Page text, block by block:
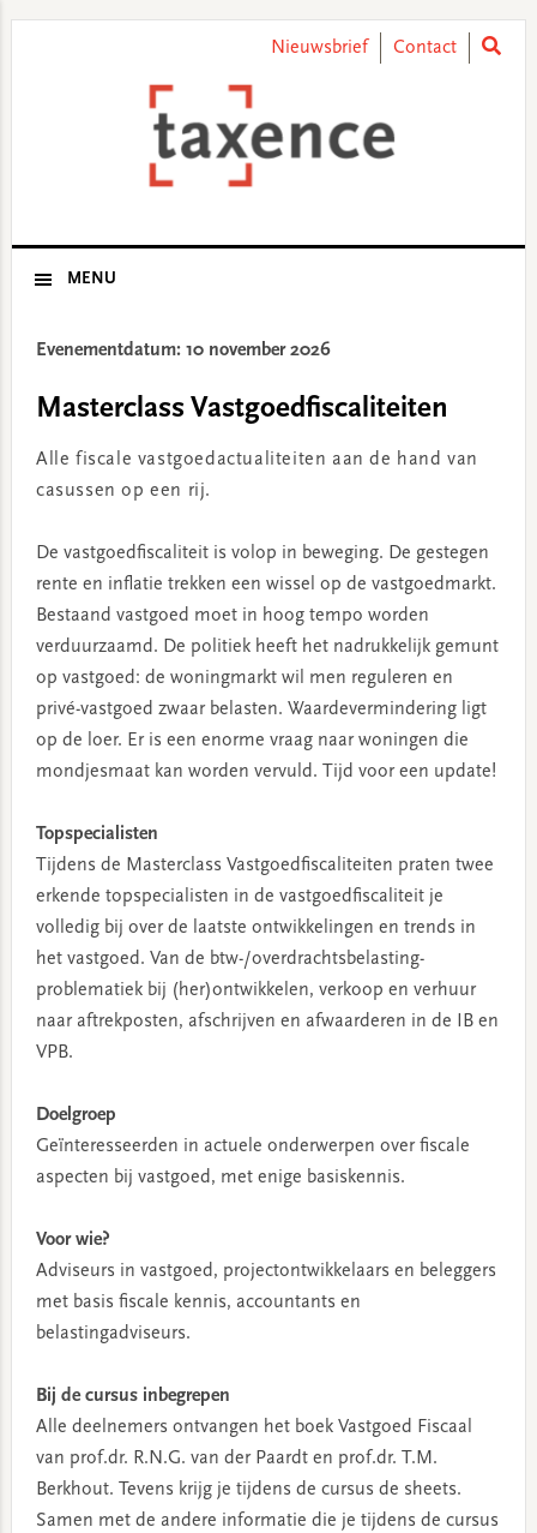
Nieuwsbrief Contact
MENU
Evenementdatum: 10 november 2026
Masterclass Vastgoedfiscaliteiten
Alle fiscale vastgoedactualiteiten aan de hand van
casussen op een rij.
De vastgoedfiscaliteit is volop in beweging. De gestegen
rente en inflatie trekken een wissel op de vastgoedmarkt.
Bestaand vastgoed moet in hoog tempo worden
verduurzaamd. De politiek heeft het nadrukkelijk gemunt
op vastgoed: de woningmarkt wil men reguleren en
privé-vastgoed zwaar belasten. Waardevermindering ligt
op de loer. Er is een enorme vraag naar woningen die
mondjesmaat kan worden vervuld. Tijd voor een update!
Topspecialisten
Tijdens de Masterclass Vastgoedfiscaliteiten praten twee
erkende topspecialisten in de vastgoedfiscaliteit je
volledig bij over de laatste ontwikkelingen en trends in
het vastgoed. Van de btw-/overdrachtsbelasting-
problematiek bij (her)ontwikkelen, verkoop en verhuur
naar aftrekposten, afschrijven en afwaarderen in de IB en
VPB.
Doelgroep
Geïnteresseerden in actuele onderwerpen over fiscale
aspecten bij vastgoed, met enige basiskennis.
Voor wie?
Adviseurs in vastgoed, projectontwikkelaars en beleggers
met basis fiscale kennis, accountants en
belastingadviseurs.
Bij de cursus inbegrepen
Alle deelnemers ontvangen het boek Vastgoed Fiscaal
van prof.dr. R.N.G. van der Paardt en prof.dr. T.M.
Berkhout. Tevens krijg je tijdens de cursus de sheets.
Samen met de andere informatie die je tijdens de cursus